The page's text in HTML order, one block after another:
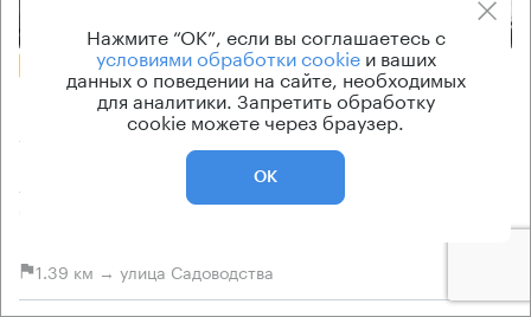
Еще фото
БЕЗ КОМИССИИ
Бизнес-центр
Архангельский 7
Москва, Архангельский переулок, 7
Чистые пруды → 530 м ~5 мин
1.39 км → улица Садоводства
Нажмите “ОК”, если вы соглашаетесь с
условиями обработки cookieи ваших
данных о поведении на сайте, необходимых
для аналитики. Запретить обработку
cookie можете через браузер.
ОК